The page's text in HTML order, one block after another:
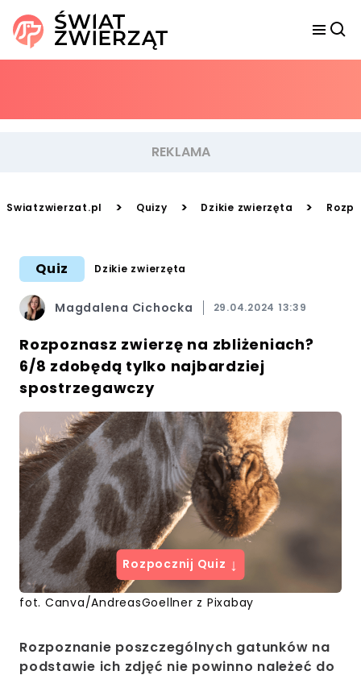
Swiatzwierzat.pl > Quizy > Dzikie zwierzęta >
Quiz Dzikie zwierzęta
Magdalena Cichocka 29.04.2024 13:39
Rozpoznasz zwierzę na zbliżeniach?
6/8 zdobędą tylko najbardziej
spostrzegawczy
fot. Canva/AndreasGoellner z Pixabay
Rozpocznij Quiz ↓
Rozpoznanie poszczególnych gatunków na
podstawie ich zdjęć nie powinno należeć do